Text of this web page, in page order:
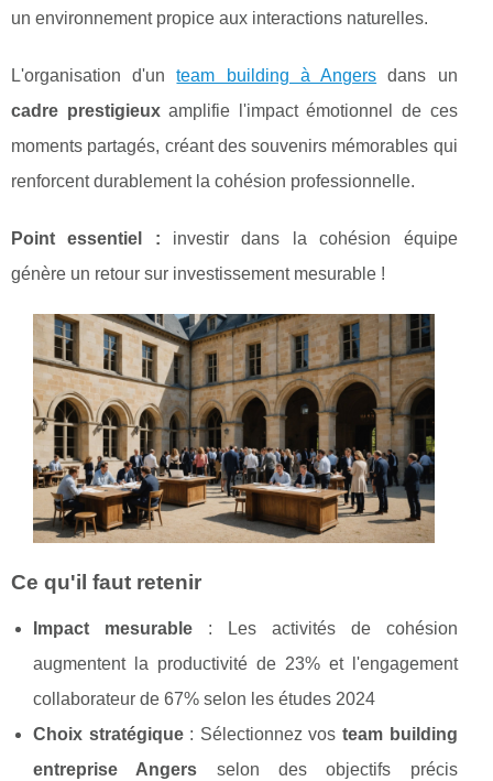
un environnement propice aux interactions naturelles.
L'organisation d'unteam building à Angers dans un
cadre prestigieuxamplifie l'impact émotionnel de ces
moments partagés, créant des souvenirs mémorables qui
renforcent durablement la cohésion professionnelle.
Point essentiel : investir dans la cohésion équipe
génère un retour sur investissement mesurable !
Ce qu'il faut retenir
Impact mesurable: Les activités de cohésion
augmentent la productivité de 23% et l'engagement
collaborateur de 67% selon les études 2024
Choix stratégique: Sélectionnez vosteam building
entreprise Angers selon des objectifs précis